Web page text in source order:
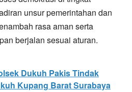
unsur pemerintahan dan
rasa aman serta
berjalan sesuai aturan.
Dukuh Pakis Tindak
Kupang Barat Surabaya